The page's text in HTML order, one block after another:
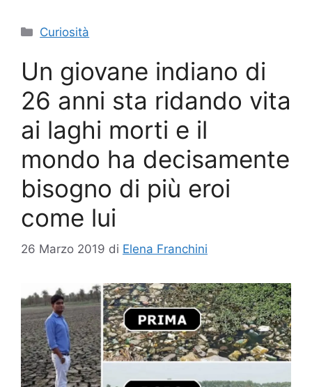
Categorie
Curiosità
Un giovane indiano di
26 anni sta ridando vita
ai laghi morti e il
mondo ha decisamente
bisogno di più eroi
come lui
26 Marzo 2019 di Elena Franchini